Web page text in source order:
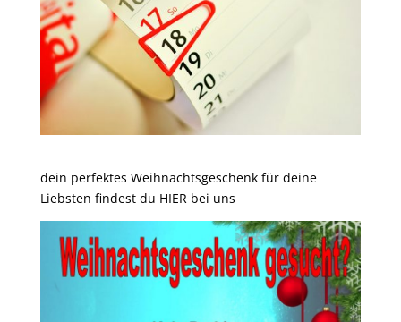
dein perfektes Weihnachtsgeschenk für deine
Liebsten findest du HIER bei uns